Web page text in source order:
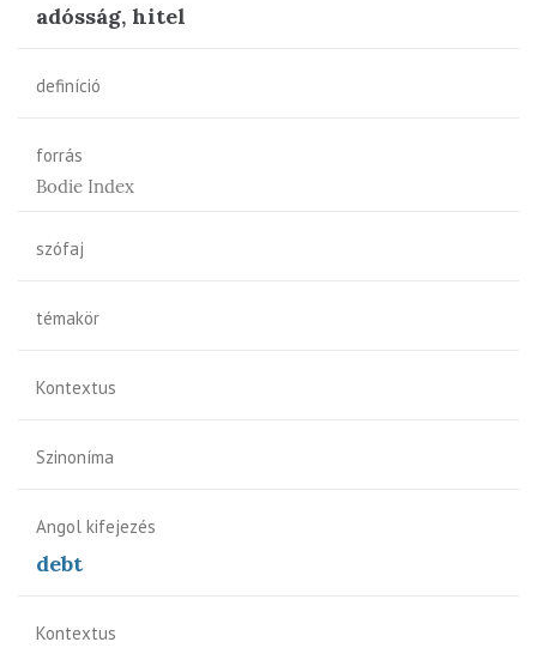
adósság, hitel
definíció
forrás
Bodie Index
szófaj
témakör
Kontextus
Szinoníma
Angol kifejezés
debt
Kontextus